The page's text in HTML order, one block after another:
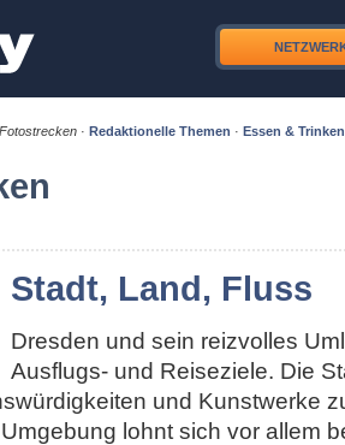
Fotostrecken· Redaktionelle Themen · Essen & Trinken
Stadt, Land, Fluss
Dresden und sein reizvolles
Ausflugs- und Reiseziele. Die
und Kunstwerke
lohnt sich vor allem